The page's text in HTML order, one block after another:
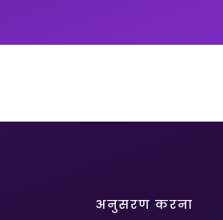
अनुसरण करना